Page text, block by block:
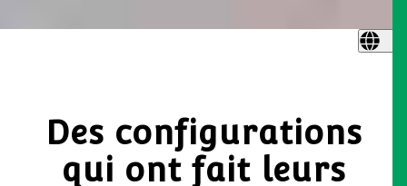
Des configurations
qui ont fait leurs